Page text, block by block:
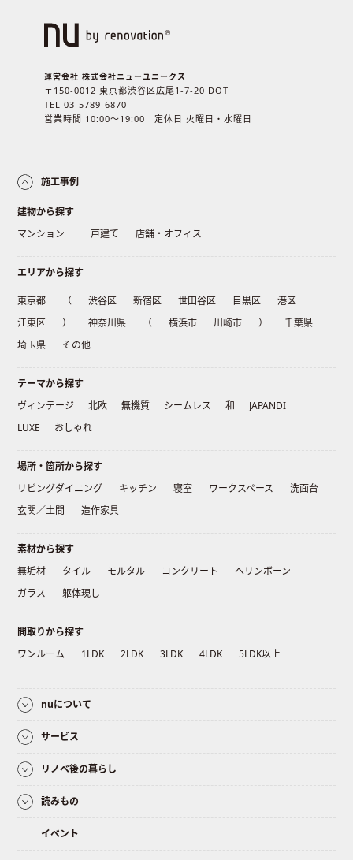
運営会社 株式会社ニューユニークス
〒150-0012 東京都渋谷区広尾1-7-20 DOT
TEL 03-5789-6870
営業時間 10:00〜19:00 定休日 火曜日・水曜日
施工事例
建物から探す
マンション
一戸建て 店舗・オフィス
エリアから探す
東京都 （ 渋谷区 新宿区 世田谷区 目黒区
港区
江東区
） 神奈川県 （ 横浜市 川崎市 ）
千葉県
埼玉県
その他
テーマから探す
ヴィンテージ
北欧 無機質 シームレス 和
JAPANDI
LUXE
おしゃれ
場所・箇所から探す
リビングダイニング
キッチン 寝室 ワークスペース
洗面台
玄関／土間
造作家具
素材から探す
無垢材
タイル モルタル コンクリート
ヘリンボーン
ガラス
躯体現し
間取りから探す
ワンルーム
1LDK 2LDK 3LDK 4LDK 5LDK以上
nuについて
サービス
リノベ後の暮らし
読みもの
イベント